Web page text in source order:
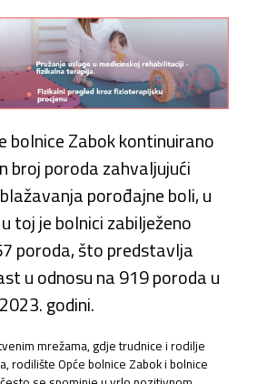
bolnice Zabok kontinuirano
broj poroda zahvaljujući
porođajne boli, u
toj je bolnici zabilježeno
poroda, što predstavlja
u odnosu na 919 poroda u
godini.
mrežama, gdje trudnice i rodilje
rodilište Opće bolnice Zabok i bolnice